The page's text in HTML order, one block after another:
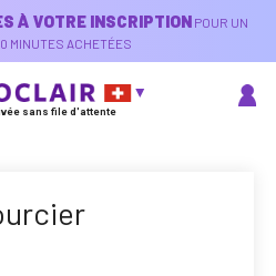
À VOTRE INSCRIPTION POUR UN
MINUTES ACHETÉES
sans file d'attente